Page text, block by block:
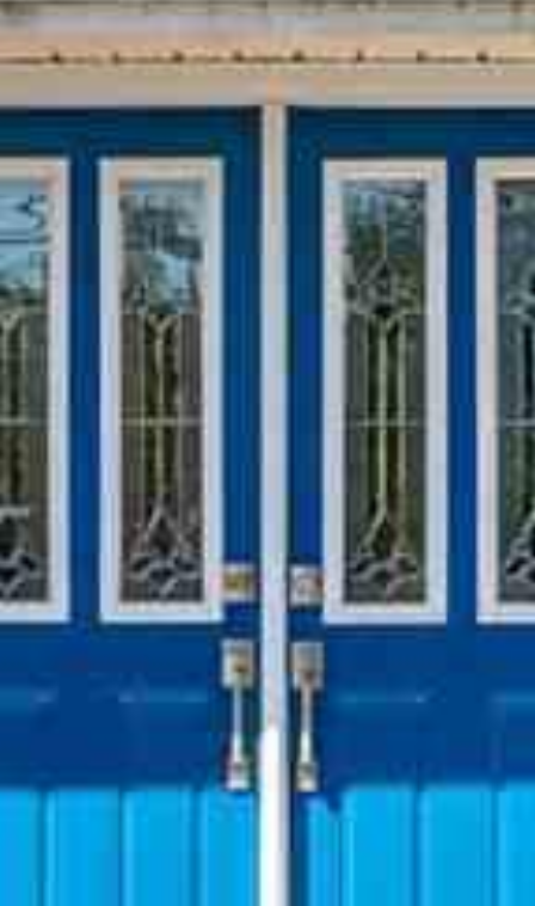


















































